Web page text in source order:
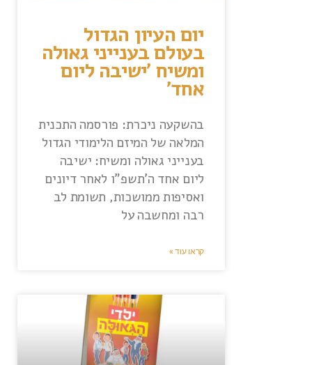
יום העיון הגדול
בעולם בענייני גאולה
ומשיח 'ישיבה ליום
אחד'
בהשקעה ניכרת: פורסמה התכנית
המלאה של המיזם הלימודי הגדול
בענייני גאולה ומשיח: ישיבה
ליום אחד ה'תשפ"ו לאחר דיונים
ואסיפות ממושכות, תשומת לב
רבה ומחשבה על
קראו עוד »